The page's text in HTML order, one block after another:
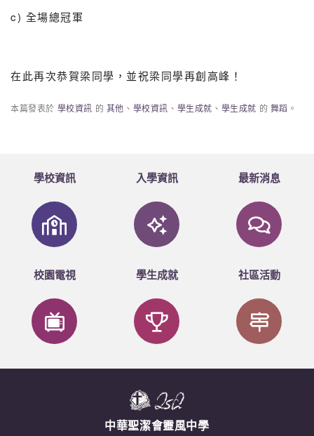
c) 全場總冠軍
在此再次恭賀梁同學，並祝梁同學再創高峰！
本篇發表於 學校資訊 的 其他 、 學校資訊 、 學生成就 、 學生成就 的 舞蹈 。
學校資訊 入學資訊 最新消息
校園電視 學生成就 社區活動
中華聖潔會靈風中學